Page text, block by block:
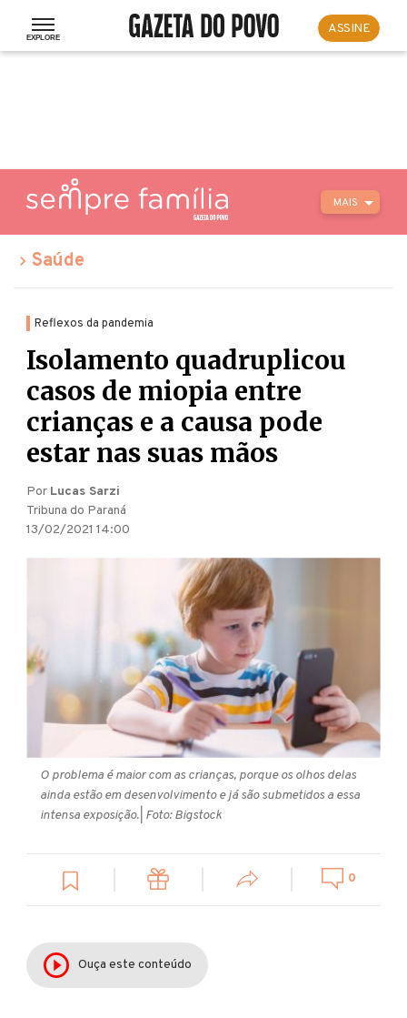
ASSINE
MAIS
Saúde
Reflexos da pandemia
Isolamento quadruplicou
casos de miopia entre
crianças e a causa pode
estar nas suas mãos
Por Lucas Sarzi
Tribuna do Paraná
13/02/2021 14:00
O problema é maior com as crianças, porque os olhos delas
ainda estão em desenvolvimento e já são submetidos a essa
intensa exposição. | Foto: Bigstock
0
Ouça este conteúdo